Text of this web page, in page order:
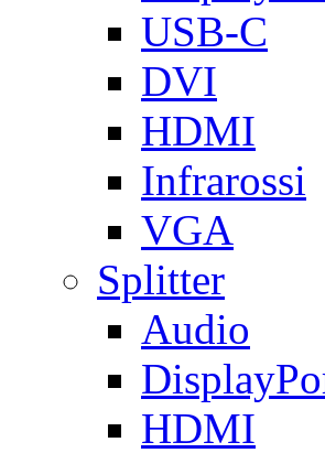
USB-C
DVI
HDMI
Infrarossi
VGA
Splitter
Audio
HDMI